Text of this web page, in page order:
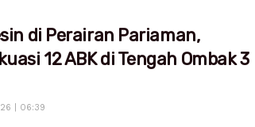
di Perairan Pariaman,
12 ABK di Tengah Ombak 3
| 06:39